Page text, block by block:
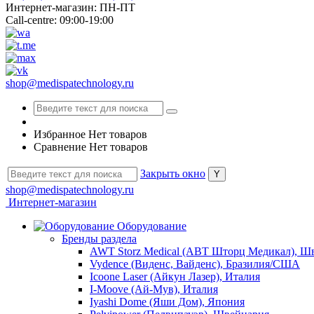
Интернет-магазин: ПН-ПТ
Call-centre: 09:00-19:00
shop@medispatechnology.ru
Избранное Нет товаров
Сравнение Нет товаров
Закрыть окно
shop@medispatechnology.ru
Интернет-магазин
Оборудование
Бренды раздела
AWT Storz Medical (АВТ Шторц Медикал),
Vydence (Виденс, Вайденс), Бразилия/США
Icoone Laser (Айкун Лазер), Италия
I-Moove (Ай-Мув), Италия
Iyashi Dome (Яши Дом), Япония